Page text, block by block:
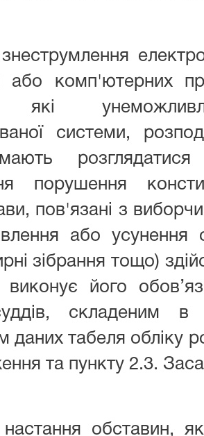
або комп'ютерних
які
системи,
порушення
пов'язані з
або усунення
зібрання тощо)
його
складеним в
даних табеля обліку
та пункту 2.3.
обставин,